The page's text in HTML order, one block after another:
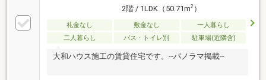
2階 / 1LDK（50.71m2）
礼金なし 敷金なし
一人暮らし
二人暮らし
バス・トイレ別 駐車場(近隣含)
大和ハウス施工の賃貸住宅です。--パノラマ掲載--